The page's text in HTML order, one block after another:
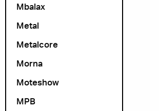
Mbalax
Metal
Metalcore
Morna
Moteshow
MPB